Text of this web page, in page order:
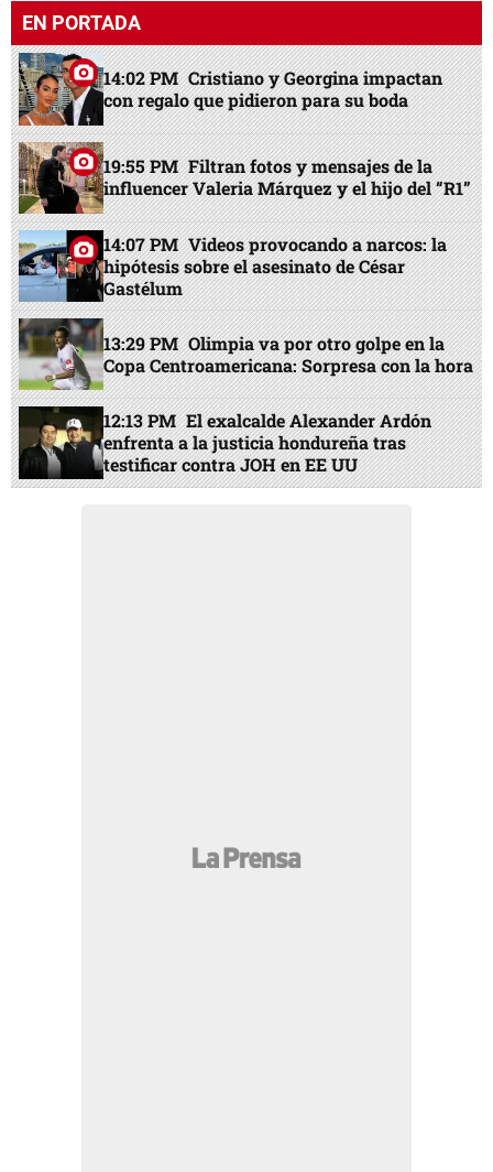
EN PORTADA
14:02 PM Cristiano y Georgina impactan
con regalo que pidieron para su boda
19:55 PM Filtran fotos y mensajes de la
influencer Valeria Márquez y el hijo del “R1”
14:07 PM Videos provocando a narcos: la
hipótesis sobre el asesinato de César
Gastélum
13:29 PM Olimpia va por otro golpe en la
Copa Centroamericana: Sorpresa con la hora
12:13 PM El exalcalde Alexander Ardón
enfrenta a la justicia hondureña tras
testificar contra JOH en EE UU